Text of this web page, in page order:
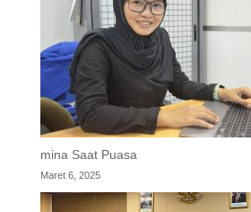
mina Saat Puasa
Maret 6, 2025